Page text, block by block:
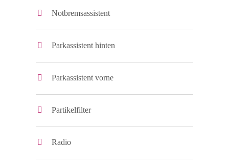
Notbremsassistent
Parkassistent hinten
Parkassistent vorne
Partikelfilter
Radio